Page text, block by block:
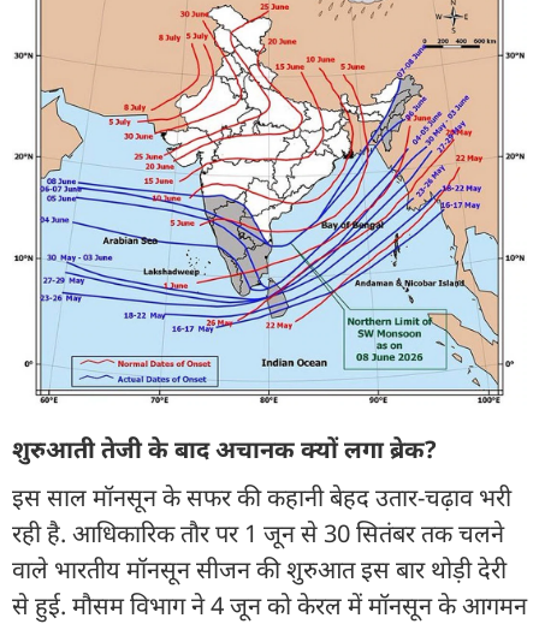
शुरुआती तेजी के बाद अचानक क्यों लगा ब्रेक?
इस साल मॉनसून के सफर की कहानी बेहद उतार-चढ़ाव भरी
रही है. आधिकारिक तौर पर 1 जून से 30 सितंबर तक चलने
वाले भारतीय मॉनसून सीजन की शुरुआत इस बार थोड़ी देरी
से हुई. मौसम विभाग ने 4 जून को केरल में मॉनसून के आगमन